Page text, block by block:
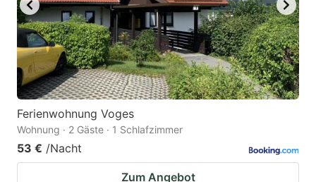
Ferienwohnung Voges
Wohnung · 2 Gäste · 1 Schlafzimmer
53 € /Nacht
Zum Angebot